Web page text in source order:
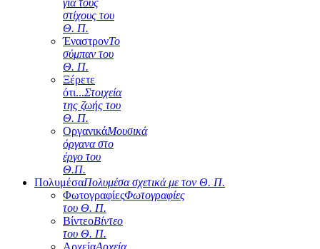
για τους
στίχους του
Θ. Π.
ΈναστρονΤο
σύμπαν του
Θ. Π.
Ξέρετε
ότι...Στοιχεία
της ζωής του
Θ. Π.
ΟργανικάΜουσικά
όργανα στο
έργο του
Θ.Π.
ΠολυμέσαΠολυμέσα σχετικά με τον Θ. Π.
ΦωτογραφίεςΦωτογραφίες
του Θ. Π.
ΒίντεοΒίντεο
του Θ. Π.